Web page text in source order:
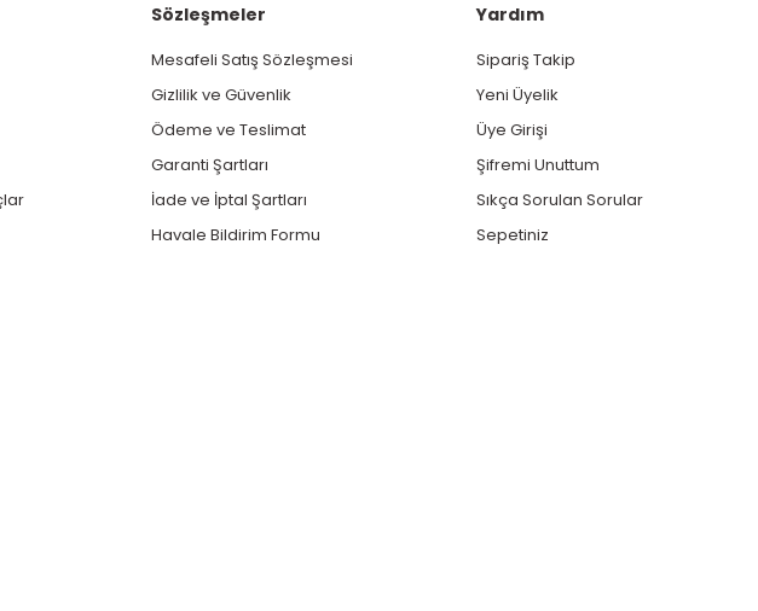
Sözleşmeler
Mesafeli Satış Sözleşmesi
Gizlilik ve Güvenlik
Ödeme ve Teslimat
Garanti Şartları
İade ve İptal Şartları
Havale Bildirim Formu
Yardım
Sipariş Takip
Yeni Üyelik
Üye Girişi
Şifremi Unuttum
Sıkça Sorulan Sorular
Sepetiniz